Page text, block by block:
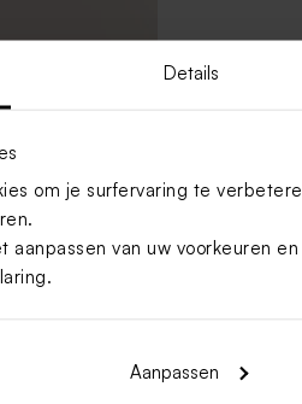
Details
om je surfervaring te
aanpassen van uw voorkeuren
.
Aanpassen